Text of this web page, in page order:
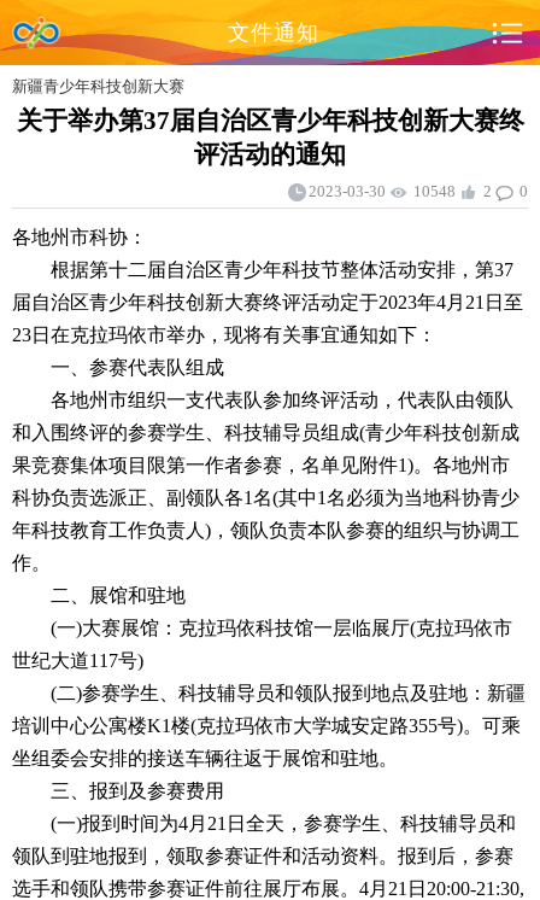
文件通知
新疆青少年科技创新大赛
关于举办第37届自治区青少年科技创新大赛终
评活动的通知
2023-03-30 10548 2 0
各地州市科协：
根据第十二届自治区青少年科技节整体活动安排，第37
届自治区青少年科技创新大赛终评活动定于2023年4月21日至
23日在克拉玛依市举办，现将有关事宜通知如下：
一、参赛代表队组成
各地州市组织一支代表队参加终评活动，代表队由领队
和入围终评的参赛学生、科技辅导员组成(青少年科技创新成
果竞赛集体项目限第一作者参赛，名单见附件1)。各地州市
科协负责选派正、副领队各1名(其中1名必须为当地科协青少
年科技教育工作负责人)，领队负责本队参赛的组织与协调工
作。
二、展馆和驻地
(一)大赛展馆：克拉玛依科技馆一层临展厅(克拉玛依市
世纪大道117号)
(二)参赛学生、科技辅导员和领队报到地点及驻地：新疆
培训中心公寓楼K1楼(克拉玛依市大学城安定路355号)。可乘
坐组委会安排的接送车辆往返于展馆和驻地。
三、报到及参赛费用
(一)报到时间为4月21日全天，参赛学生、科技辅导员和
领队到驻地报到，领取参赛证件和活动资料。报到后，参赛
选手和领队携带参赛证件前往展厅布展。4月21日20:00-21:30,